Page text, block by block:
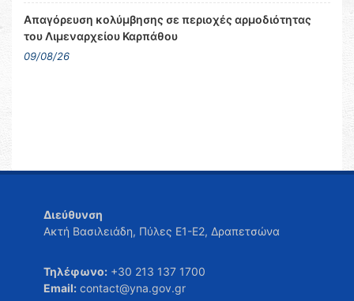
Απαγόρευση κολύμβησης σε περιοχές αρμοδιότητας
του Λιμεναρχείου Καρπάθου
09/08/26
Διεύθυνση
Ακτή Βασιλειάδη, Πύλες Ε1-Ε2, Δραπετσώνα
Τηλέφωνο: +30 213 137 1700
Email: contact@yna.gov.gr